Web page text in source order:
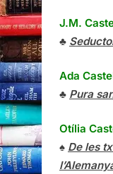
J.M.
♣
Ada
♣ Pura
Otília
♠ De les